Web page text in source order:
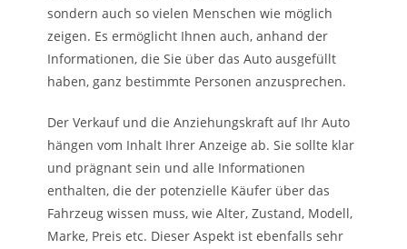
sondern auch so vielen Menschen wie möglich
zeigen. Es ermöglicht Ihnen auch, anhand der
Informationen, die Sie über das Auto ausgefüllt
haben, ganz bestimmte Personen anzusprechen.
Der Verkauf und die Anziehungskraft auf Ihr Auto
hängen vom Inhalt Ihrer Anzeige ab. Sie sollte klar
und prägnant sein und alle Informationen
enthalten, die der potenzielle Käufer über das
Fahrzeug wissen muss, wie Alter, Zustand, Modell,
Marke, Preis etc. Dieser Aspekt ist ebenfalls sehr